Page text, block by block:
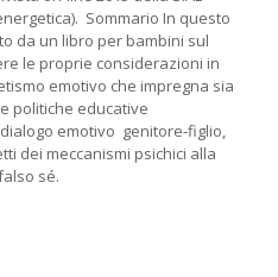
Sommario In questo
da un libro per bambini sul
le proprie considerazioni in
emotivo che impregna sia
politiche educative
emotivo genitore-figlio,
dei meccanismi psichici alla
sé.